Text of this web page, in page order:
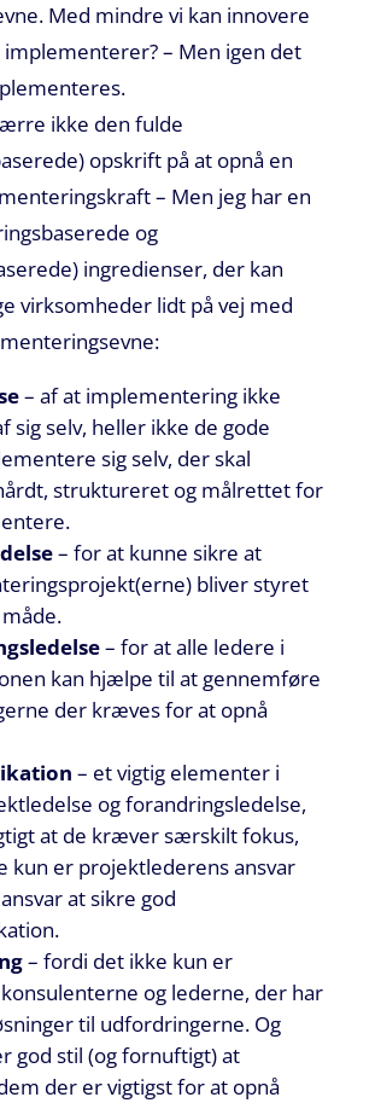
Med mindre vi kan innovere
implementerer? – Men igen det
ikke den fulde
opskrift på at opnå en
– Men jeg har en
og
ingredienser, der kan
virksomheder lidt på vej med
– af at implementering ikke
sig selv, heller ikke de gode
sig selv, der skal
struktureret og målrettet for
– for at kunne sikre at
bliver styret
– for at alle ledere i
kan hjælpe til at gennemføre
der kræves for at opnå
– et vigtig elementer i
og forandringsledelse,
at de kræver særskilt fokus,
kun er projektlederens ansvar
at sikre god
– fordi det ikke kun er
og lederne, der har
til udfordringerne. Og
god stil (og fornuftigt) at
der er vigtigst for at opnå